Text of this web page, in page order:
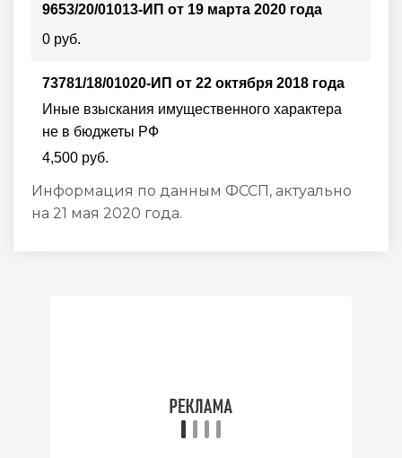
9653/20/01013-ИП от 19 марта 2020 года
0 руб.
73781/18/01020-ИП от 22 октября 2018 года
Иные взыскания имущественного характера
не в бюджеты РФ
4,500 руб.
Информация по данным ФССП, актуально
на 21 мая 2020 года.